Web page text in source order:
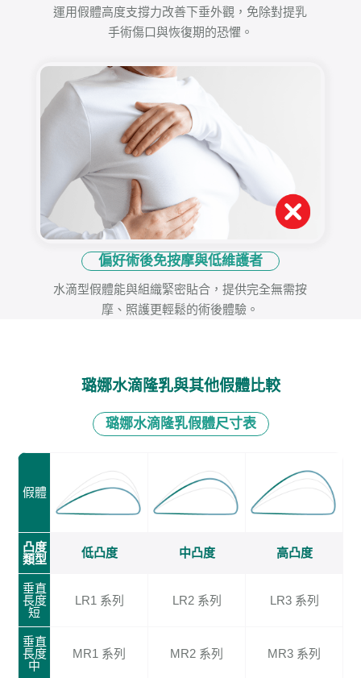
運用假體高度支撐力改善下垂外觀，免除對提乳
手術傷口與恢復期的恐懼。
偏好術後免按摩與低維護者
水滴型假體能與組織緊密貼合，提供完全無需按
摩、照護更輕鬆的術後體驗。
璐娜水滴隆乳與其他假體比較
璐娜水滴隆乳假體尺寸表
假體
凸度
類型
低凸度 中凸度 高凸度
垂直
長度
短
LR1 系列 LR2 系列 LR3 系列
垂直
長度
中
MR1 系列 MR2 系列 MR3 系列